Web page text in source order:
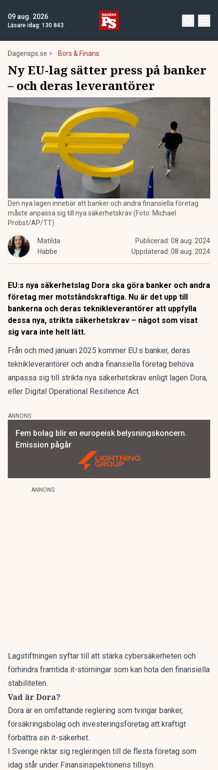
09 aug. 2026
Läsare idag: 130 843
Dagensps.se Börs & Finans
Ny EU-lag sätter press på banker
– och deras leverantörer
Den nya lagen innebär att banker och andra finansiella företag
måste anpassa sig till nya säkerhetskrav (Foto: Michael
Probst/AP/TT)
Matilda
Habbe
Publicerad: 08 aug. 2024
Uppdaterad: 08 aug. 2024
EU:s nya säkerhetslag Dora ska göra banker och andra
företag mer motståndskraftiga. Nu är det upp till
bankerna och deras teknikleverantörer att uppfylla
dessa nya, strikta säkerhetskrav – något som visat
sig vara inte helt lätt.
Från och med januari 2025 kommer EU:s banker, deras
teknikleverantörer och andra finansiella företag behöva
anpassa sig till strikta nya säkerhetskrav enligt lagen Dora,
eller Digital Operational Resilience Act.
ANNONS
Fem bolag blir en europeisk belysningskoncern.
Emission pågår
ANNONS
Lagstiftningen syftar till att stärka cybersäkerheten och
förhindra framtida it-störningar som kan hota den finansiella
stabiliteten.
Vad är Dora?
Dora är en omfattande reglering som tvingar banker,
försäkringsbolag och investeringsföretag att kraftigt
förbättra sin it-säkerhet.
I Sverige riktar sig regleringen till de flesta företag som
idag står under Finansinspektionens tillsyn.